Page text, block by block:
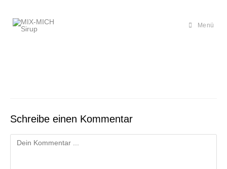
springen
Menü
Schreibe einen Kommentar
Kommentieren